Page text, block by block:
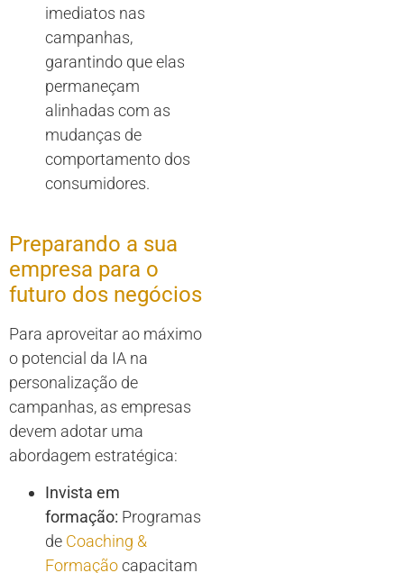
imediatos nas
campanhas,
garantindo que elas
permaneçam
alinhadas com as
mudanças de
comportamento dos
consumidores.
Preparando a sua
empresa para o
futuro dos negócios
Para aproveitar ao máximo
o potencial da IA na
personalização de
campanhas, as empresas
devem adotar uma
abordagem estratégica:
Invista em
formação: Programas
de Coaching &
Formaçãocapacitam